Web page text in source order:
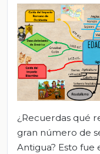
¿Recuerdas qué
gran número de
Antigua? Esto fue